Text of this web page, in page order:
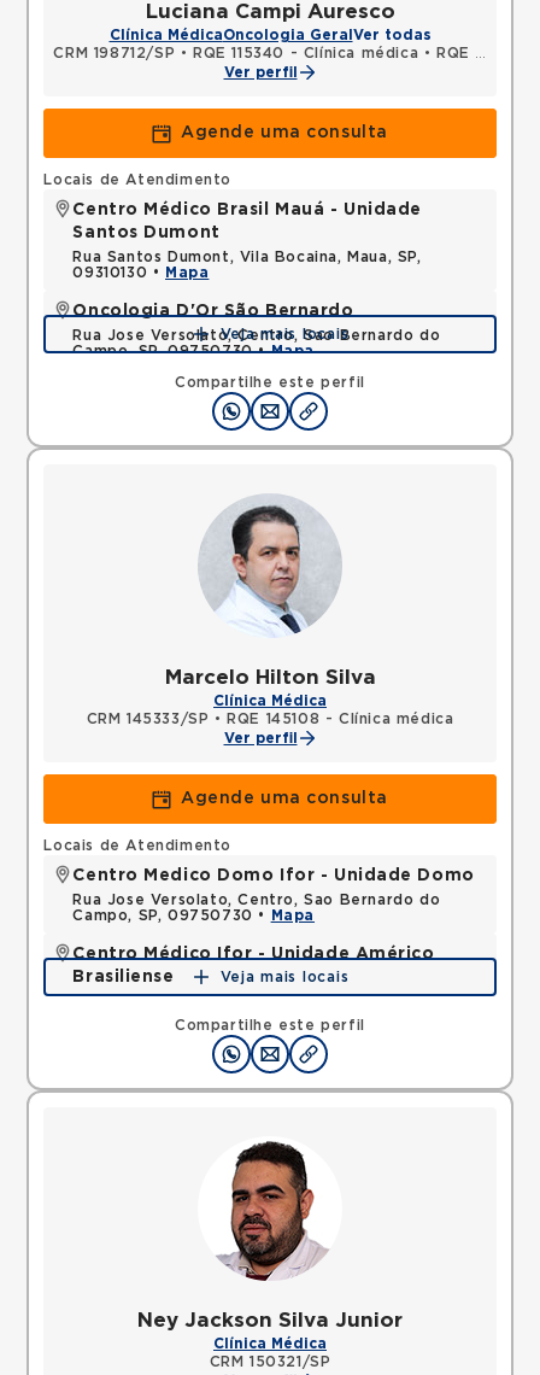
Luciana Campi Auresco
Clínica MédicaOncologia Geral Ver todas
CRM 198712/SP • RQE 115340 - Clínica médica •
RQE 141699 - Oncologia clínica
Ver perfil
Agende uma consulta
Compartilhe este perfil
Locais de Atendimento
Centro Médico Brasil Mauá - Unidade
Santos Dumont
Rua Santos Dumont, Vila Bocaina, Maua, SP,
09310130 •
Mapa
Oncologia D'Or São Bernardo
Rua Jose Versolato, Centro, Sao Bernardo do
Campo, SP, 09750730 •Mapa
Veja mais locais
Marcelo Hilton Silva
Clínica Médica
CRM 145333/SP •
RQE 145108 - Clínica médica
Ver perfil
Agende uma consulta
Compartilhe este perfil
Locais de Atendimento
Centro Medico Domo Ifor - Unidade Domo
Rua Jose Versolato, Centro, Sao Bernardo do
Campo, SP, 09750730 •
Mapa
Centro Médico Ifor - Unidade Américo
Brasiliense
Rua Americo Brasiliense, Centro, Sao Bernardo do
Campo, SP, 09715021 •
Mapa
Veja mais locais
Ney Jackson Silva Junior
Clínica Médica
CRM 150321/SP